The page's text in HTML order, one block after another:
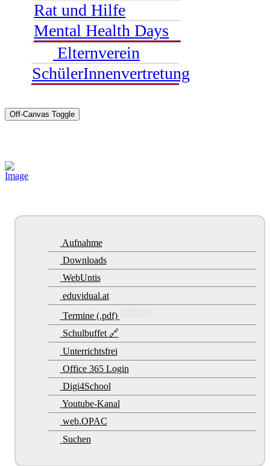
Rat und Hilfe
Mental Health Days
Elternverein
SchülerInnenvertretung
Off-Canvas Toggle
Aufnahme
Downloads
WebUntis
eduvidual.at
Termine (.pdf)
Schulbuffet 🔗
Unterrichtsfrei
Office 365 Login
Digi4School
Youtube-Kanal
web.OPAC
Suchen